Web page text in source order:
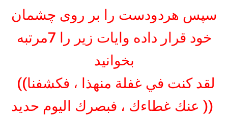
سپس هردودست را بر روی چشمان
خود قرار داده وایات زیر را 7مرتبه
بخوانید
((لقد كنت في غفلة منهذا ، فكشفنا
عنك غطاءك ، فبصرك اليوم حديد ))